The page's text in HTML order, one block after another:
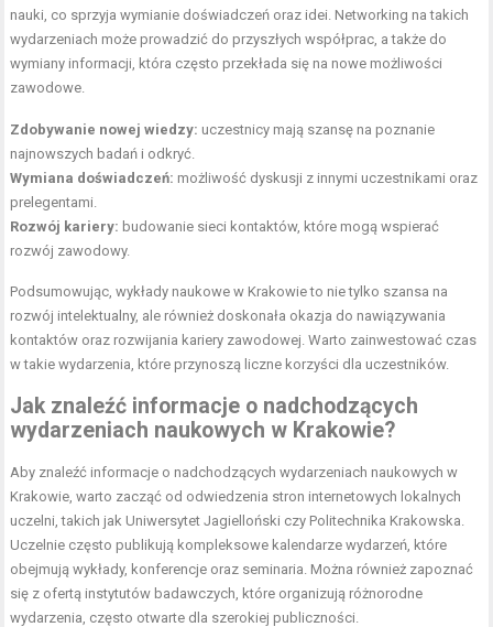
nauki, co sprzyja wymianie doświadczeń oraz idei. Networking na takich
wydarzeniach może prowadzić do przyszłych współprac, a także do
wymiany informacji, która często przekłada się na nowe możliwości
zawodowe.
Zdobywanie nowej wiedzy: uczestnicy mają szansę na poznanie
najnowszych badań i odkryć.
Wymiana doświadczeń: możliwość dyskusji z innymi uczestnikami oraz
prelegentami.
Rozwój kariery: budowanie sieci kontaktów, które mogą wspierać
rozwój zawodowy.
Podsumowując, wykłady naukowe w Krakowie to nie tylko szansa na
rozwój intelektualny, ale również doskonała okazja do nawiązywania
kontaktów oraz rozwijania kariery zawodowej. Warto zainwestować czas
w takie wydarzenia, które przynoszą liczne korzyści dla uczestników.
Jak znaleźć informacje o nadchodzących
wydarzeniach naukowych w Krakowie?
Aby znaleźć informacje o nadchodzących wydarzeniach naukowych w
Krakowie, warto zacząć od odwiedzenia stron internetowych lokalnych
uczelni, takich jak Uniwersytet Jagielloński czy Politechnika Krakowska.
Uczelnie często publikują kompleksowe kalendarze wydarzeń, które
obejmują wykłady, konferencje oraz seminaria. Można również zapoznać
się z ofertą instytutów badawczych, które organizują różnorodne
wydarzenia, często otwarte dla szerokiej publiczności.